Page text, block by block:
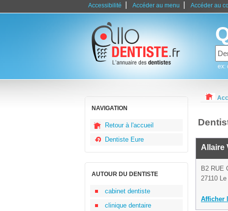
Accessibilité Accéder au menu Accéder au
ex:
NAVIGATION
Retour à l'accueil
Dentiste Eure
AUTOUR DU DENTISTE
cabinet dentiste
clinique dentaire
Allaire
B2 RUE
27110
Afficher